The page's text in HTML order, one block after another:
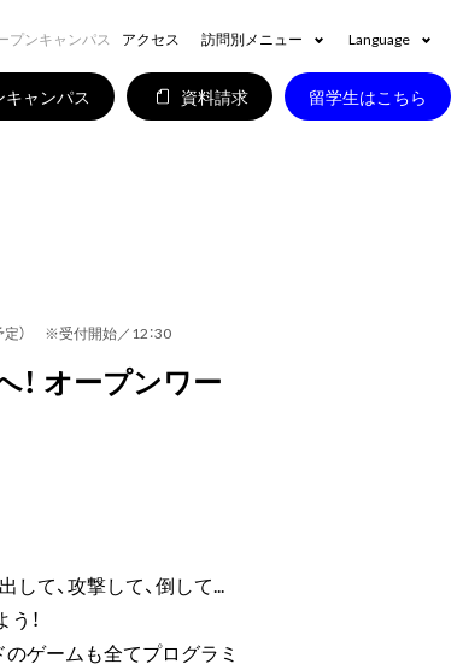
アクセス 訪問別メニュー Language
キャンパス 資料請求 留学生はこちら
プンキャンパス
定） ※受付開始／12：30
！ オープンワー
て、攻撃して、倒して...
！
ゲームも全てプログラミ